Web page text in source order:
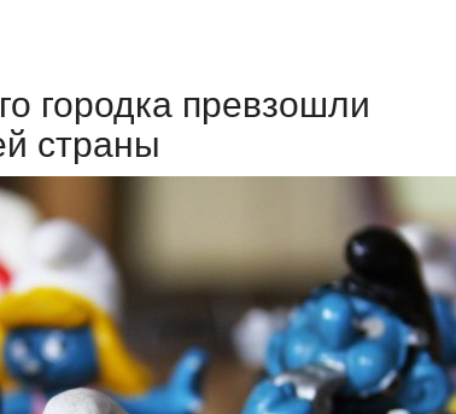
городка превзошли
страны